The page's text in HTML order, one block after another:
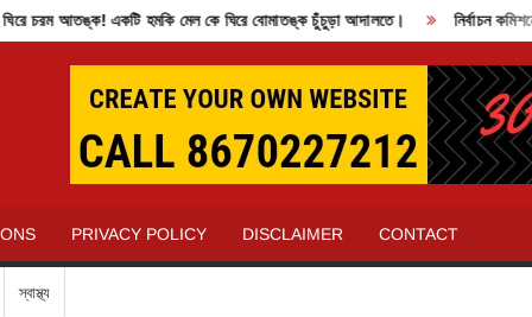
চরম আতঙ্ক! একটি হমকি মেল কে ঘিরে বোমাতঙ্ক চুঁচুড়া আদালতে। নির্বাচন
PRIVACY POLICY DISCLAIMER CONTACT
স্বাস্থ্য